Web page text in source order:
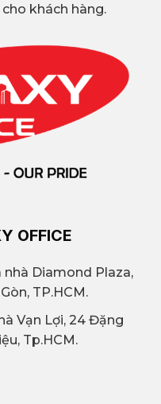
khách hàng.
OFFICE
nhà Diamond Plaza,
TP.HCM.
Vạn Lợi, 24 Đặng
Tp.HCM.